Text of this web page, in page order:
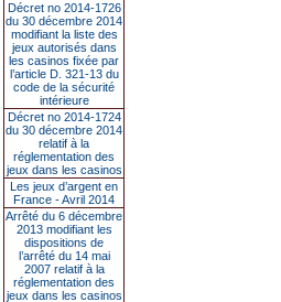
Décret no 2014-1726
du 30 décembre 2014
modifiant la liste des
jeux autorisés dans
les casinos fixée par
l’article D. 321-13 du
code de la sécurité
intérieure
Décret no 2014-1724
du 30 décembre 2014
relatif à la
réglementation des
jeux dans les casinos
Les jeux d’argent en
France - Avril 2014
Arrêté du 6 décembre
2013 modifiant les
dispositions de
l’arrêté du 14 mai
2007 relatif à la
réglementation des
jeux dans les casinos